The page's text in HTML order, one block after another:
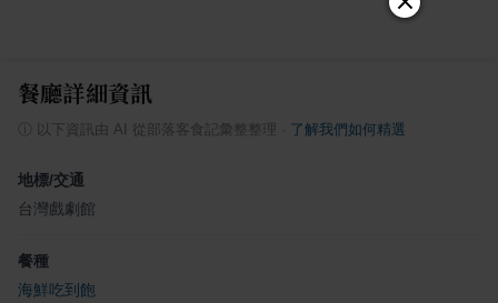
餐廳詳細資訊
ⓘ 以下資訊由 AI 從部落客食記彙整整理 了解我們如何精選
地標/交通
台灣戲劇館
餐種
海鮮吃到飽